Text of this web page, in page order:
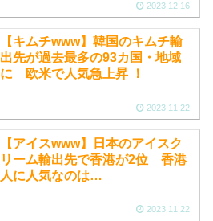
2023.12.16
【キムチwww】韓国のキムチ輸
出先が過去最多の93カ国・地域
に 欧米で人気急上昇 ！
2023.11.22
【アイスwww】日本のアイスク
リーム輸出先で香港が2位 香港
人に人気なのは…
2023.11.22